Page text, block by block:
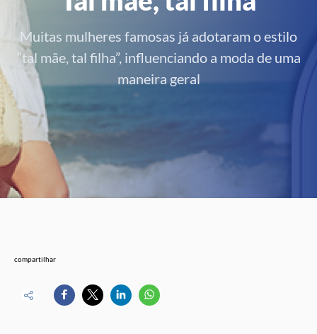
Muitas mulheres famosas já adotaram o estilo
“tal mãe, tal filha”, influenciando a moda de uma
maneira geral
compartilhar